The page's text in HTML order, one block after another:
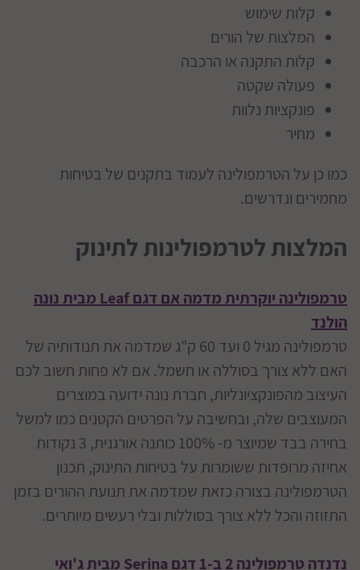
קלות שימוש
המלצות של הורים
קלות התקנה או הרכבה
פעולה שקטה
פונקציות נלוות
מחיר
כמו כן על הטרמפולינה לעמוד בתקנים של בטיחות
מחמירים ונדרשים.
המלצות לטרמפולינות לתינוק
טרמפולינה יוקרתית מדמה אם דגם Leaf מבית נונה
הולנד
טרמפולינה מגיל 0 ועד 60 ק"ג שמדמה את תנודותיה של
האם ללא צורך בסוללה או חשמל. אם לא פחות חשוב לכם
העיצוב מהפונקציונליות, חברת נונה ידועה במוצרים
המעוצבים שלה, ובחשיבה על הפרטים הקטנים כמו למשל
בחירה בבד שמיוצר מ- 100% כותנה אורגנית, 3 נקודות
אחיזה מרופדות ששומרות על בטיחות התינוק, תכנון
הטרמפולינה בצורה כזאת שמדמה את תנועת ההורים בזמן
התזוזה והכל ללא צורך בסוללות ובלי רעשים מיותרים.
נדנדה טרמפולינה 2 ב-1 דגם Serina מבית ג'ואי